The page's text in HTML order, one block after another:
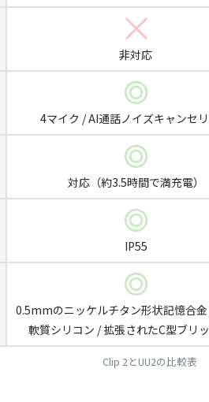
非対応
4マイク / AI通話ノイズキャンセ
対応（約3.5時間で満充電）
IP55
0.5mmのニッケルチタン形状記憶合金
軟質シリコン / 拡張されたC型ブリ
Clip 2とUU2の比較表